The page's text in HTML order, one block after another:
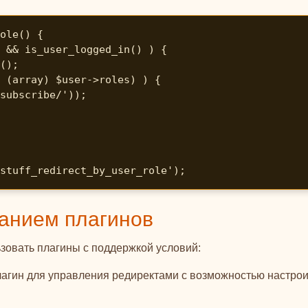
{
плагинов
плагины с поддержкой условий:
для управления редиректами с возможностью